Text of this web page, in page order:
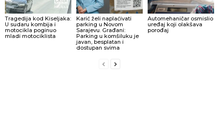
Tragedija kod Kiseljaka:
U sudaru kombija i
motocikla poginuo
mladi motociklista
Karić želi naplaćivati
parking u Novom
Sarajevu. Građani:
Parking u komšiluku je
javan, besplatan i
dostupan svima
Automehaničar osmislio
uređaj koji olakšava
porođaj